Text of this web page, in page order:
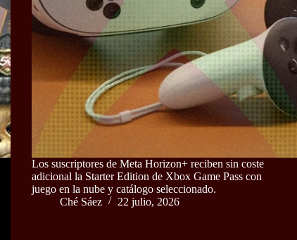
Los suscriptores de Meta Horizon+ reciben sin coste
adicional la Starter Edition de Xbox Game Pass con
juego en la nube y catálogo seleccionado.
Ché Sáez
22 julio, 2026